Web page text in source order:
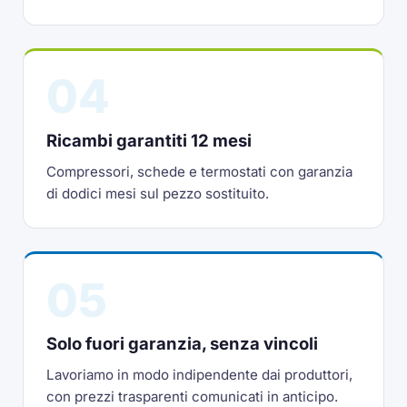
Ricambi garantiti 12 mesi
Compressori, schede e termostati con garanzia
di dodici mesi sul pezzo sostituito.
Solo fuori garanzia, senza vincoli
Lavoriamo in modo indipendente dai produttori,
con prezzi trasparenti comunicati in anticipo.